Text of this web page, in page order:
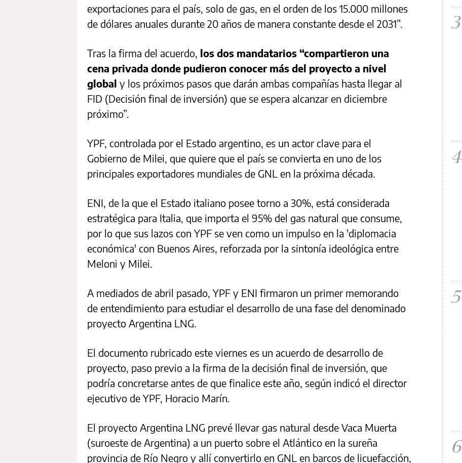
exportaciones para el país, solo de gas, en el orden de los 15.000 millones
de dólares anuales durante 20 años de manera constante desde el 2031”.
Tras la firma del acuerdo, los dos mandatarios “compartieron una
cena privada donde pudieron conocer más del proyecto a nivel
global y los próximos pasos que darán ambas compañías hasta llegar al
FID (Decisión final de inversión) que se espera alcanzar en diciembre
próximo”.
YPF, controlada por el Estado argentino, es un actor clave para el
Gobierno de Milei, que quiere que el país se convierta en uno de los
principales exportadores mundiales de GNL en la próxima década.
ENI, de la que el Estado italiano posee torno a 30%, está considerada
estratégica para Italia, que importa el 95% del gas natural que consume,
por lo que sus lazos con YPF se ven como un impulso en la 'diplomacia
económica' con Buenos Aires, reforzada por la sintonía ideológica entre
Meloni y Milei.
A mediados de abril pasado, YPF y ENI firmaron un primer memorando
de entendimiento para estudiar el desarrollo de una fase del denominado
proyecto Argentina LNG.
El documento rubricado este viernes es un acuerdo de desarrollo de
proyecto, paso previo a la firma de la decisión final de inversión, que
podría concretarse antes de que finalice este año, según indicó el director
ejecutivo de YPF, Horacio Marín.
El proyecto Argentina LNG prevé llevar gas natural desde Vaca Muerta
(suroeste de Argentina) a un puerto sobre el Atlántico en la sureña
provincia de Río Negro y allí convertirlo en GNL en barcos de licuefacción,
3
4
5
6